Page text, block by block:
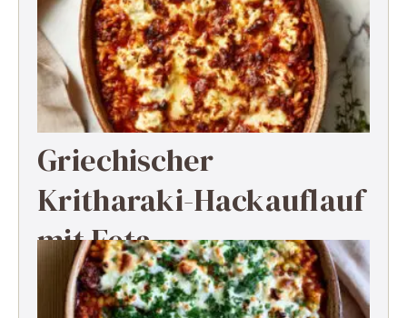
Griechischer
Kritharaki-Hackauflauf
mit Feta